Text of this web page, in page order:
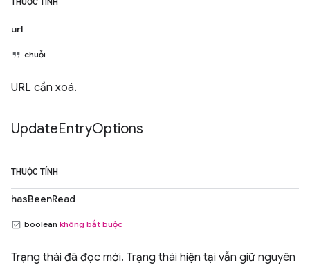
url
chuỗi
URL cần xoá.
UpdateEntryOptions
THUỘC TÍNH
hasBeenRead
boolean không bắt buộc
Trạng thái đã đọc mới. Trạng thái hiện tại vẫn giữ nguyên